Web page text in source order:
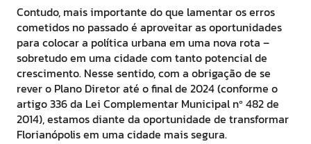
Contudo, mais importante do que lamentar os erros
cometidos no passado é aproveitar as oportunidades
para colocar a política urbana em uma nova rota –
sobretudo em uma cidade com tanto potencial de
crescimento. Nesse sentido, com a obrigação de se
rever o Plano Diretor até o final de 2024 (conforme o
artigo 336 da Lei Complementar Municipal nº 482 de
2014), estamos diante da oportunidade de transformar
Florianópolis em uma cidade mais segura.